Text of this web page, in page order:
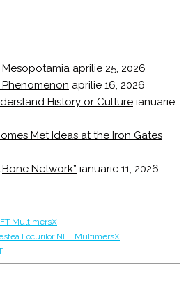
Mesopotamia aprilie 25, 2026
aprilie 16, 2026
History or Culture ianuarie
Met Ideas at the Iron Gates
Network” ianuarie 11, 2026